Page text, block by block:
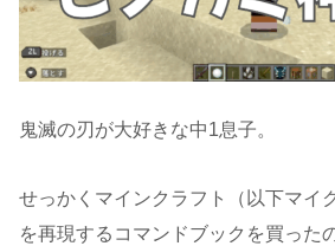
鬼滅の刃が大好きな中1息子。
せっかくマインクラフト（以下マイ
を再現するコマンドブックを買った